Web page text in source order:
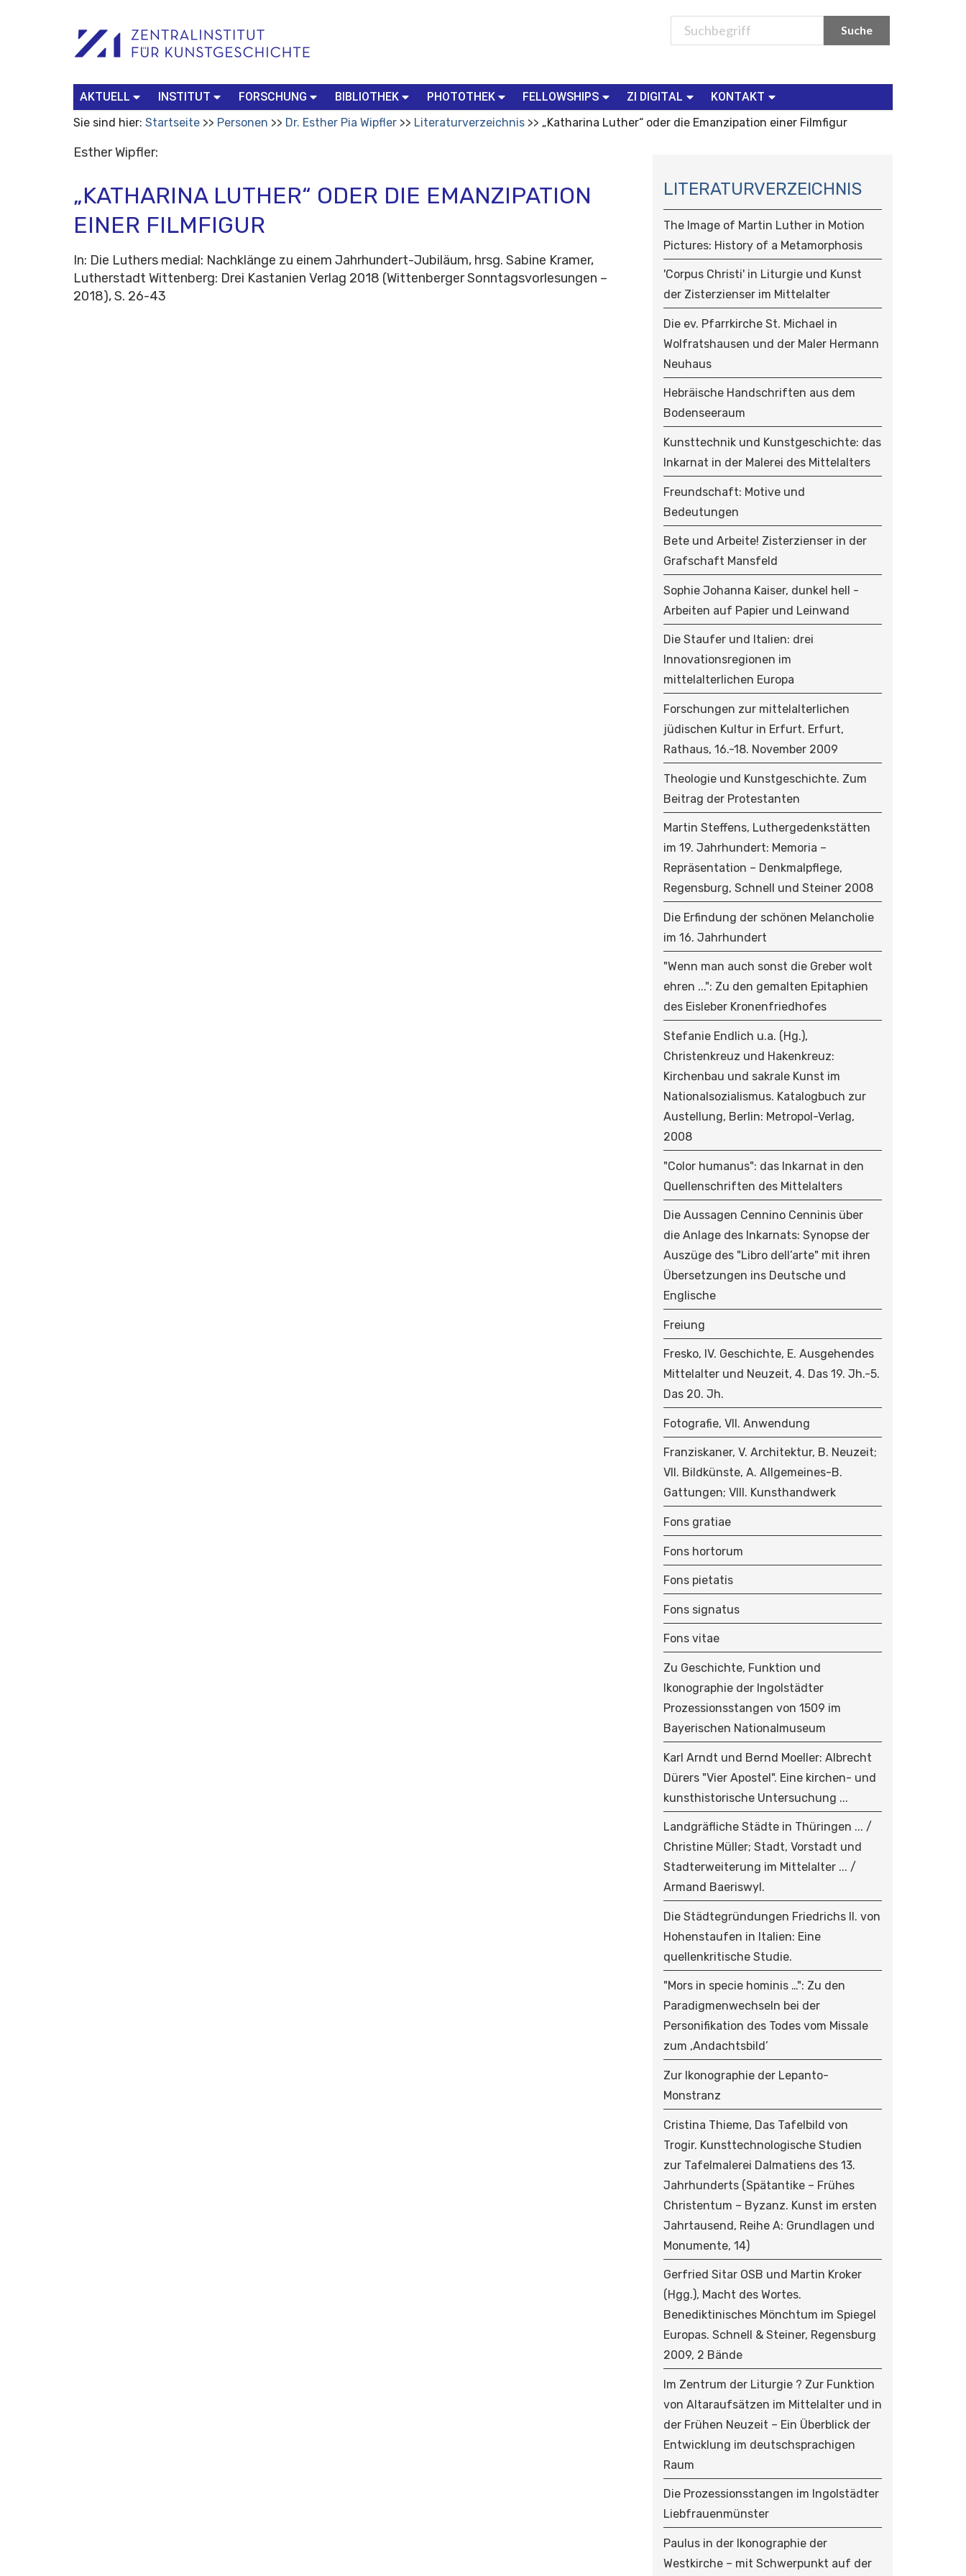
Werkzeuge
Search…
AKTUELL INSTITUT FORSCHUNG BIBLIOTHEK PHOTOTHEK FELLOWSHIPS ZI DIGITAL
KONTAKT
Sie sind hier: Startseite Personen Dr. Esther Pia Wipfler Literaturverzeichnis „Katharina Luther“ oder die Emanzipation einer Filmfigur
Esther Wipfler:
„KATHARINA LUTHER“ ODER DIE EMANZIPATION
EINER FILMFIGUR
In: Die Luthers medial: Nachklänge zu einem Jahrhundert-Jubiläum, hrsg. Sabine Kramer,
Lutherstadt Wittenberg: Drei Kastanien Verlag 2018 (Wittenberger Sonntagsvorlesungen –
2018), S. 26-43
A
V
I
G
A
T
I
O
N
LITERATURVERZEICHNIS
The Image of Martin Luther in Motion
Pictures: History of a Metamorphosis
'Corpus Christi' in Liturgie und Kunst
der Zisterzienser im Mittelalter
Die ev. Pfarrkirche St. Michael in
Wolfratshausen und der Maler Hermann
Neuhaus
Hebräische Handschriften aus dem
Bodenseeraum
Kunsttechnik und Kunstgeschichte: das
Inkarnat in der Malerei des Mittelalters
Freundschaft: Motive und
Bedeutungen
Bete und Arbeite! Zisterzienser in der
Grafschaft Mansfeld
Sophie Johanna Kaiser, dunkel hell -
Arbeiten auf Papier und Leinwand
Die Staufer und Italien: drei
Innovationsregionen im
mittelalterlichen Europa
Forschungen zur mittelalterlichen
jüdischen Kultur in Erfurt. Erfurt,
Rathaus, 16.-18. November 2009
Theologie und Kunstgeschichte. Zum
Beitrag der Protestanten
Martin Steffens, Luthergedenkstätten
im 19. Jahrhundert: Memoria –
Repräsentation – Denkmalpflege,
Regensburg, Schnell und Steiner 2008
Die Erfindung der schönen Melancholie
im 16. Jahrhundert
"Wenn man auch sonst die Greber wolt
ehren ...": Zu den gemalten Epitaphien
des Eisleber Kronenfriedhofes
Stefanie Endlich u.a. (Hg.),
Christenkreuz und Hakenkreuz:
Kirchenbau und sakrale Kunst im
Nationalsozialismus. Katalogbuch zur
Austellung, Berlin: Metropol-Verlag,
2008
"Color humanus": das Inkarnat in den
Quellenschriften des Mittelalters
Die Aussagen Cennino Cenninis über
die Anlage des Inkarnats: Synopse der
Auszüge des "Libro dell’arte" mit ihren
Übersetzungen ins Deutsche und
Englische
Freiung
Fresko, IV. Geschichte, E. Ausgehendes
Mittelalter und Neuzeit, 4. Das 19. Jh.-5.
Das 20. Jh.
Fotografie, VII. Anwendung
Franziskaner, V. Architektur, B. Neuzeit;
VII. Bildkünste, A. Allgemeines-B.
Gattungen; VIII. Kunsthandwerk
Fons gratiae
Fons hortorum
Fons pietatis
Fons signatus
Fons vitae
Zu Geschichte, Funktion und
Ikonographie der Ingolstädter
Prozessionsstangen von 1509 im
Bayerischen Nationalmuseum
Karl Arndt und Bernd Moeller: Albrecht
Dürers "Vier Apostel". Eine kirchen- und
kunsthistorische Untersuchung ...
Landgräfliche Städte in Thüringen ... /
Christine Müller; Stadt, Vorstadt und
Stadterweiterung im Mittelalter ... /
Armand Baeriswyl.
Die Städtegründungen Friedrichs II. von
Hohenstaufen in Italien: Eine
quellenkritische Studie.
"Mors in specie hominis …": Zu den
Paradigmenwechseln bei der
Personifikation des Todes vom Missale
zum ‚Andachtsbild’
Zur Ikonographie der Lepanto-
Monstranz
Cristina Thieme, Das Tafelbild von
Trogir. Kunsttechnologische Studien
zur Tafelmalerei Dalmatiens des 13.
Jahrhunderts (Spätantike – Frühes
Christentum – Byzanz. Kunst im ersten
Jahrtausend, Reihe A: Grundlagen und
Monumente, 14)
Gerfried Sitar OSB und Martin Kroker
(Hgg.), Macht des Wortes.
Benediktinisches Mönchtum im Spiegel
Europas. Schnell & Steiner, Regensburg
2009, 2 Bände
Im Zentrum der Liturgie ? Zur Funktion
von Altaraufsätzen im Mittelalter und in
der Frühen Neuzeit – Ein Überblick der
Entwicklung im deutschsprachigen
Raum
Die Prozessionsstangen im Ingolstädter
Liebfrauenmünster
Paulus in der Ikonographie der
Westkirche – mit Schwerpunkt auf der